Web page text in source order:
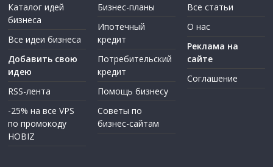
Каталог идей
бизнеса
Все идеи бизнеса
Добавить свою
идею
RSS-лента
-25% на все VPS
по промокоду
HOBIZ
Бизнес-планы
Ипотечный
кредит
Потребительский
кредит
Помощь бизнесу
Советы по
бизнес-сайтам
Все статьи
О нас
Реклама на
сайте
Соглашение